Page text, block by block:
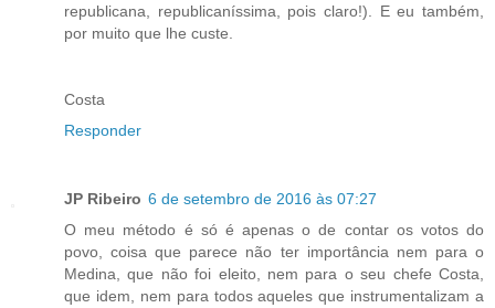
republicana, republicaníssima, pois claro!). E eu também,
por muito que lhe custe.
Costa
Responder
JP Ribeiro 6 de setembro de 2016 às 07:27
O meu método é só é apenas o de contar os votos do
povo, coisa que parece não ter importância nem para o
Medina, que não foi eleito, nem para o seu chefe Costa,
que idem, nem para todos aqueles que instrumentalizam a